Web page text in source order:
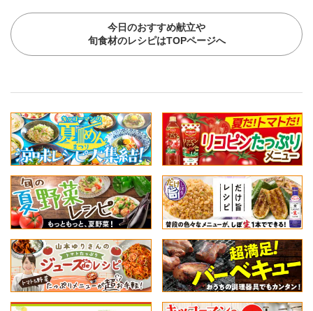
今日のおすすめ献立や
旬食材のレシピはTOPページへ